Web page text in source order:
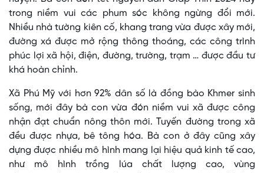
trong niềm vui các phum sóc không ngừng đổi mới.
Nhiều nhà tường kiên cố, khang trang vừa được xây mới,
đường xá được mở rộng thông thoáng, các công trình
phúc lợi xã hội, điện, đường, trường, trạm … được đầu tư
khá hoàn chỉnh.
Xã Phú Mỹ với hơn 92% dân số là đồng bào Khmer sinh
sống, mới đây bà con vừa đón niềm vui xã được công
nhận đạt chuẩn nông thôn mới. Tuyến đường trong xã
đều được nhựa, bê tông hóa. Bà con ở đây cũng xây
dựng được nhiều mô hình mang lại hiệu quả kinh tế cao,
như mô hình trồng lúa chất lượng cao, vùng